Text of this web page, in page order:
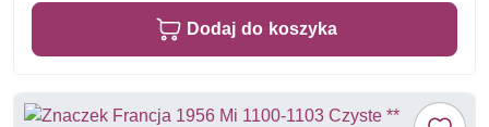
Dodaj do koszyka